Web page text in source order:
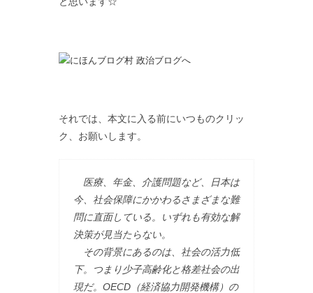
それでは、本文に入る前にいつものクリッ
ク、お願いします。
医療、年金、介護問題など、日本は
今、社会保障にかかわるさまざまな難
問に直面している。いずれも有効な解
決策が見当たらない。
その背景にあるのは、社会の活力低
下。つまり少子高齢化と格差社会の出
現だ。OECD（経済協力開発機構）の